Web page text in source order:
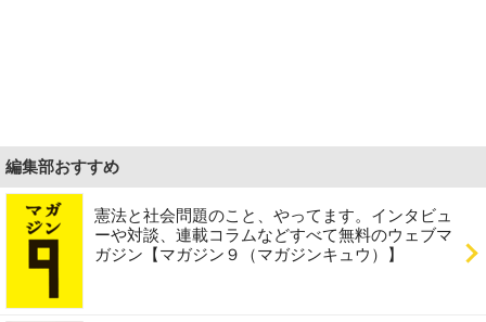
編集部おすすめ
憲法と社会問題のこと、やってます。インタビュ
ーや対談、連載コラムなどすべて無料のウェブマ
ガジン【マガジン９（マガジンキュウ）】